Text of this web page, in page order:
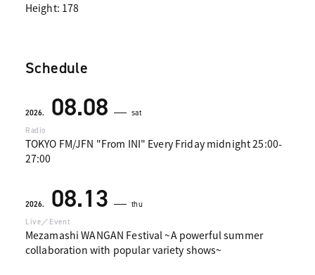
Height: 178
Schedule
2026. 08.08
sat
Radio
TOKYO FM/JFN "From INI" Every Friday midnight 25:00-
27:00
2026. 08.13
thu
Live／Event
Mezamashi WANGAN Festival ~A powerful summer
collaboration with popular variety shows~